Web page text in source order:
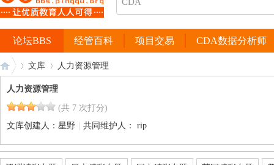
经管百科 项目交易 CDA数据分析师
论坛BBS
文库 人力资源管理
人力资源管理
(共 7 次打分)
文库创建人： 星野 共同维护人： rip